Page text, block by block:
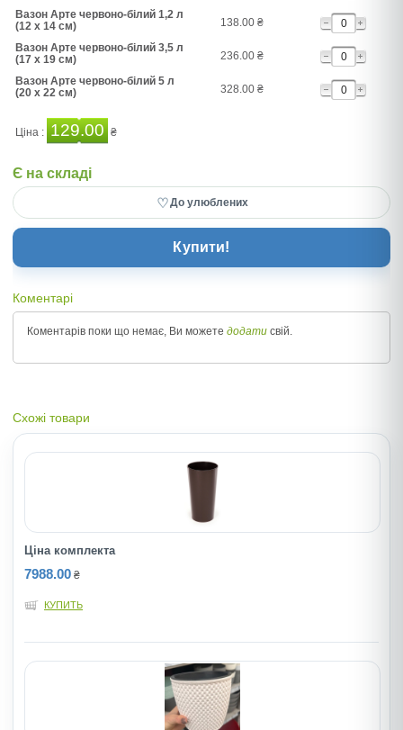
Вазон Арте червоно-білий 1,2 л
(12 x 14 см)
138.00 ₴
Вазон Арте червоно-білий 3,5 л
(17 x 19 см)
236.00 ₴
Вазон Арте червоно-білий 5 л
(20 x 22 см)
328.00 ₴
Ціна : 129.00 ₴
Є на складі
♡До улюблених
Купити!
Коментарі
Коментарів поки що немає, Ви можете додати свій.
Схожі товари
Ціна комплекта
7988.00 ₴
КУПИТЬ